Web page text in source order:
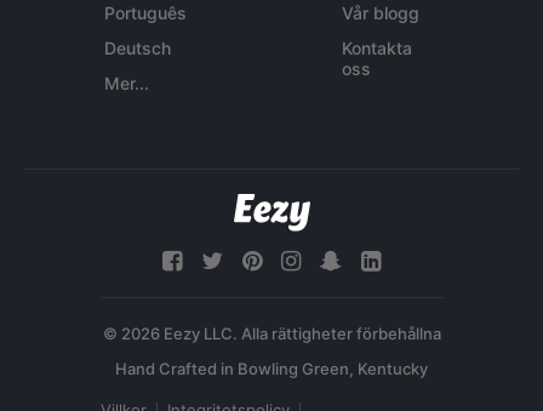
Português
Deutsch
Mer...
Vår blogg
Kontakta
oss
© 2026 Eezy LLC. Alla rättigheter förbehållna